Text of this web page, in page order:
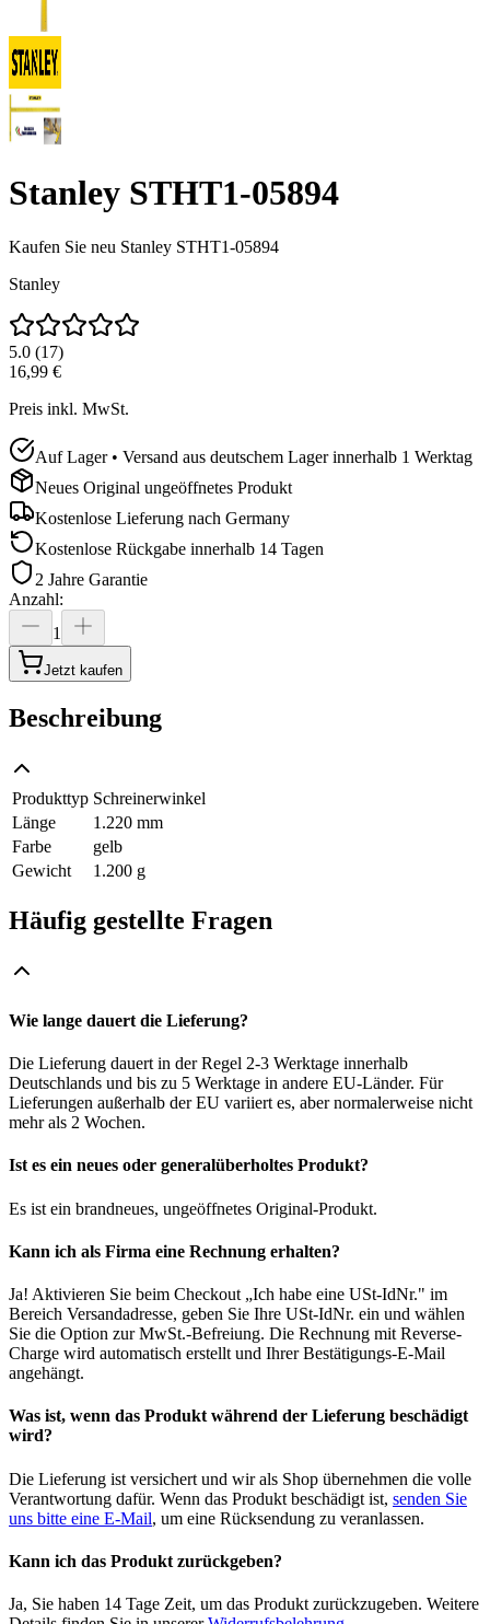
Stanley STHT1-05894
Kaufen Sie neu Stanley STHT1-05894
Stanley
5.0 (17)
16,99 €
Preis inkl. MwSt.
Auf Lager • Versand aus deutschem Lager innerhalb 1 Werktag
Neues Original ungeöffnetes Produkt
Kostenlose Lieferung nach Germany
Kostenlose Rückgabe innerhalb 14 Tagen
2 Jahre Garantie
Anzahl:
1
Jetzt kaufen
Beschreibung
Produkttyp Schreinerwinkel
Länge
1.220 mm
Farbe
gelb
Gewicht
1.200 g
Häufig gestellte Fragen
Wie lange dauert die Lieferung?
Die Lieferung dauert in der Regel 2-3 Werktage innerhalb
Deutschlands und bis zu 5 Werktage in andere EU-Länder. Für
Lieferungen außerhalb der EU variiert es, aber normalerweise nicht
mehr als 2 Wochen.
Ist es ein neues oder generalüberholtes Produkt?
Es ist ein brandneues, ungeöffnetes Original-Produkt.
Kann ich als Firma eine Rechnung erhalten?
Ja! Aktivieren Sie beim Checkout „Ich habe eine USt-IdNr." im
Bereich Versandadresse, geben Sie Ihre USt-IdNr. ein und wählen
Sie die Option zur MwSt.-Befreiung. Die Rechnung mit Reverse-
Charge wird automatisch erstellt und Ihrer Bestätigungs-E-Mail
angehängt.
Was ist, wenn das Produkt während der Lieferung beschädigt
wird?
Die Lieferung ist versichert und wir als Shop übernehmen die volle
Verantwortung dafür. Wenn das Produkt beschädigt ist, senden Sie
uns bitte eine E-Mail, um eine Rücksendung zu veranlassen.
Kann ich das Produkt zurückgeben?
Ja, Sie haben 14 Tage Zeit, um das Produkt zurückzugeben. Weitere